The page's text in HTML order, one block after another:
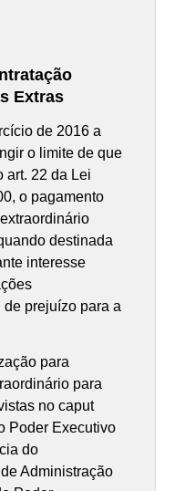
Extras
de 2016 a
o limite de que
art. 22 da Lei
o pagamento
destinada
interesse
prejuízo para a
para
para
no caput
Poder Executivo
do
Administração